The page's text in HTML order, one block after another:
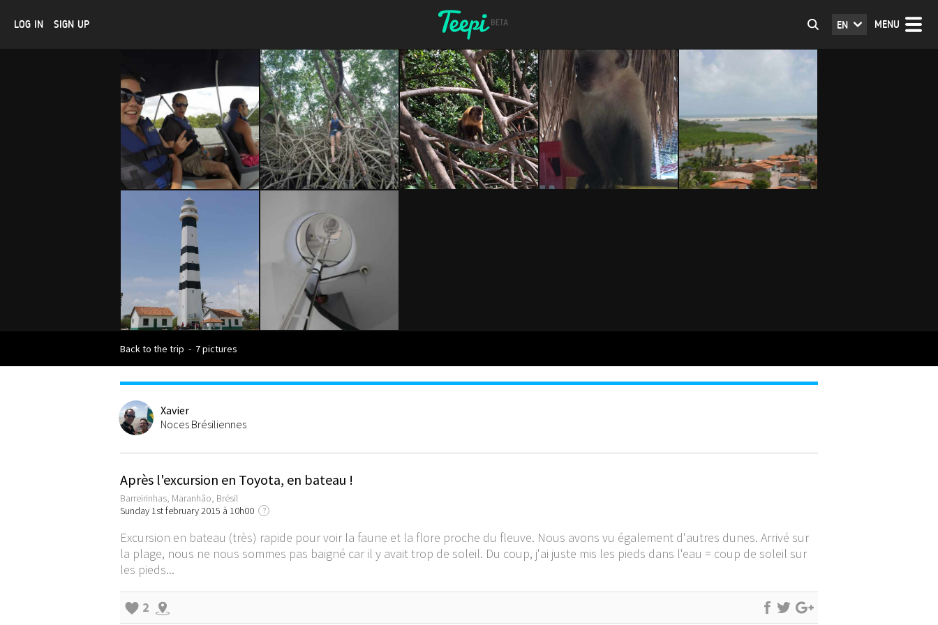
LOG IN SIGN UP MENU
EN
Back to the trip - 7 pictures
Xavier
Noces Brésiliennes
Après l'excursion en Toyota, en bateau !
Barreirinhas, Maranhão, Brésil
Sunday 1st february 2015 à 10h00
?
Excursion en bateau (très) rapide pour voir la faune et la flore proche du fleuve. Nous avons vu également d'autres dunes. Arrivé sur
la plage, nous ne nous sommes pas baigné car il y avait trop de soleil. Du coup, j'ai juste mis les pieds dans l'eau = coup de soleil sur
les pieds...
2